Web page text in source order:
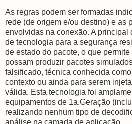
As regras podem ser formadas
rede (de origem e/ou destino) e as
envolvidas na conexão. A principal
de tecnologia para a segurança
de estado do pacote, o que
possam produzir pacotes
falsificado, técnica conhecida
contexto ou ainda para serem
válida. Esta tecnologia foi
equipamentos de 1a.Geração
realizando nenhum tipo de
análise na camada de aplicação.